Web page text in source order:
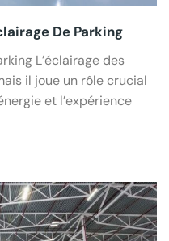
De Parking
L’éclairage des
il joue un rôle crucial
et l’expérience